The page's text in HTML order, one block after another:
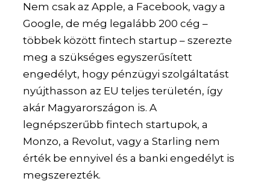
Nem csak az Apple, a Facebook, vagy a
Google, de még legalább 200 cég –
többek között fintech startup – szerezte
meg a szükséges egyszerűsített
engedélyt, hogy pénzügyi szolgáltatást
nyújthasson az EU teljes területén, így
akár Magyarországon is. A
legnépszerűbb fintech startupok, a
Monzo, a Revolut, vagy a Starling nem
érték be ennyivel és a banki engedélyt is
megszerezték.